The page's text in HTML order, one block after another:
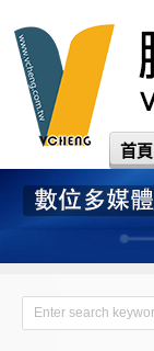
首頁